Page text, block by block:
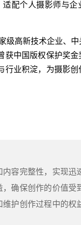
配个人摄影师与企
级高新技术企业、中
获中国版权保护奖金
行业积淀，为摄影创
容完整性，实现迅
确保创作的价值受
护创作过程中的权